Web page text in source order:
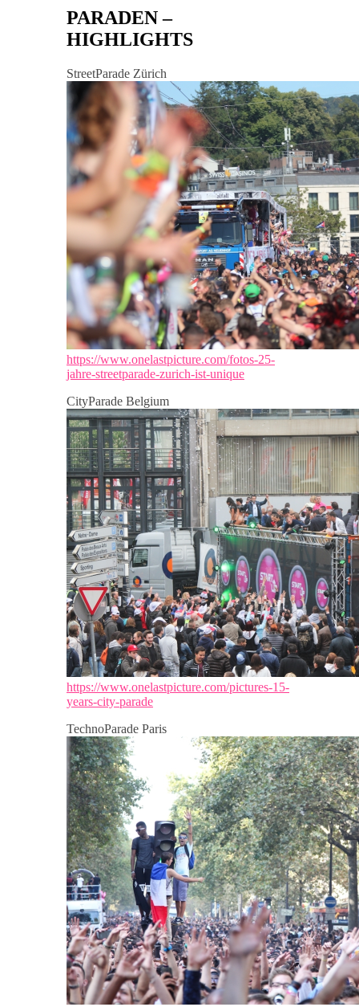
PARADEN –
HIGHLIGHTS
StreetParade Zürich
https://www.onelastpicture.com/fotos-25-
jahre-streetparade-zurich-ist-unique
CityParade Belgium
https://www.onelastpicture.com/pictures-15-
years-city-parade
TechnoParade Paris